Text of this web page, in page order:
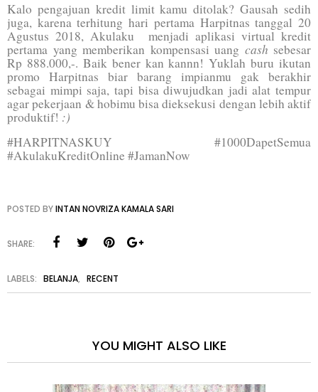
Kalo pengajuan kredit limit kamu ditolak? Gausah sedih
juga, karena terhitung hari pertama Harpitnas tanggal 20
Agustus 2018, Akulaku
menjadi aplikasi virtual kredit
pertama yang memberikan kompensasi uang cash sebesar
Rp 888.000,-. Baik bener kan kannn! Yuklah buru ikutan
promo Harpitnas biar barang impianmu gak berakhir
sebagai mimpi saja, tapi bisa diwujudkan jadi alat tempur
agar pekerjaan & hobimu bisa dieksekusi dengan lebih aktif
produktif! :)
#HARPITNASKUY #1000DapetSemua
#AkulakuKreditOnline #JamanNow
POSTED BYINTAN NOVRIZA KAMALA SARI
SHARE:
LABELS: BELANJA, RECENT
YOU MIGHT ALSO LIKE